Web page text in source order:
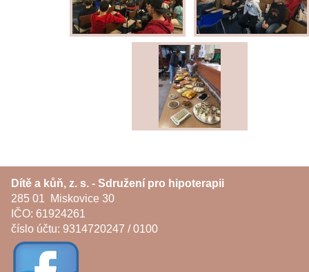
Dítě a kůň, z. s. - Sdružení pro hipoterapii
285 01 Miskovice 30
IČO: 61924261
číslo účtu: 9314720247 / 0100